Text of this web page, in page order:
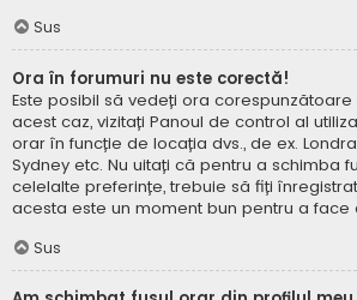
Sus
Ora în forumuri nu este corectă!
Este posibil să vedeți ora corespunzătoare
acest caz, vizitați Panoul de control al
orar în funcție de locația dvs., de ex.
Sydney etc. Nu uitați că pentru a schimba
celelalte preferințe, trebuie să fiți
acesta este un moment bun pentru a face
Sus